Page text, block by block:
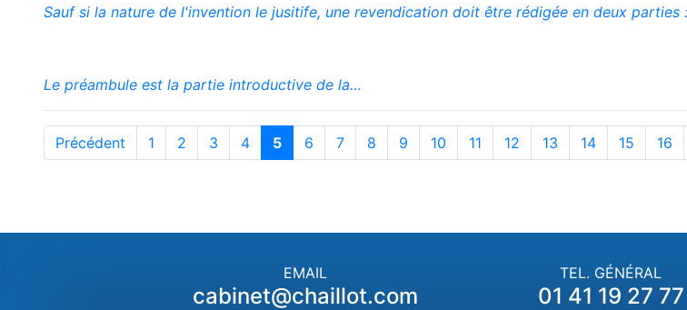
Sauf si la nature de l'invention le jusitife, une revendication doit être rédigée en deux
Le préambule est la partie introductive de la…
Précédent 1 2 3 4 5 6 7 8 9 10 11 12 13 14 15 16
EMAIL
cabinet@chaillot.com
TEL. GÉNÉRAL
01 41 19 27 77